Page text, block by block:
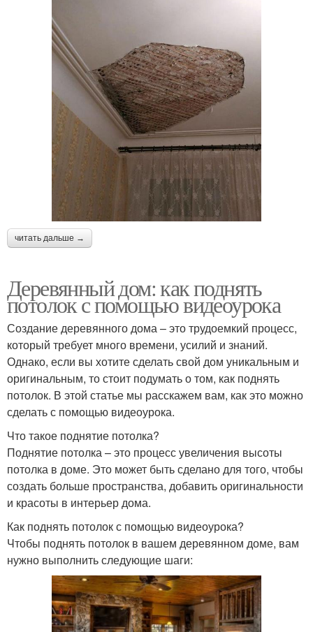
читать дальше →
Деревянный дом: как поднять
потолок с помощью видеоурока
Создание деревянного дома – это трудоемкий процесс,
который требует много времени, усилий и знаний.
Однако, если вы хотите сделать свой дом уникальным и
оригинальным, то стоит подумать о том, как поднять
потолок. В этой статье мы расскажем вам, как это можно
сделать с помощью видеоурока.
Что такое поднятие потолка?
Поднятие потолка – это процесс увеличения высоты
потолка в доме. Это может быть сделано для того, чтобы
создать больше пространства, добавить оригинальности
и красоты в интерьер дома.
Как поднять потолок с помощью видеоурока?
Чтобы поднять потолок в вашем деревянном доме, вам
нужно выполнить следующие шаги: